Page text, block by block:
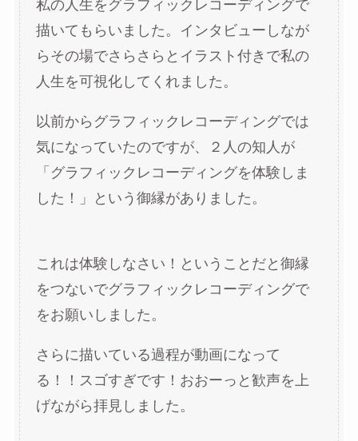
私の人生をグラフィックレコーディングで
描いてもらいました。インタビューしなが
らその場でさらさらとイラスト付きで私の
人生を可視化してくれました。
以前からグラフィックレコーディングでは
気になっていたのですが、２人の知人が
「グラフィックレコーディングを体験しま
した！」という御縁がありました。
これは体験しなさい！ということだと御縁
をつないでグラフィックレコーディングで
をお願いしました。
さらに描いている過程が動画になって
る！！スゴすぎです！おおーっと歓声を上
げながら拝見しました。